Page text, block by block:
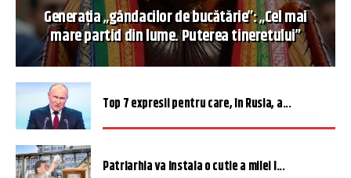
Generația „gândacilor de bucătărie”: „Cel mai
mare partid din lume. Puterea tineretului”
Top 7 expresii pentru care, în Rusia, a...
Patriarhia va instala o cutie a milei î...